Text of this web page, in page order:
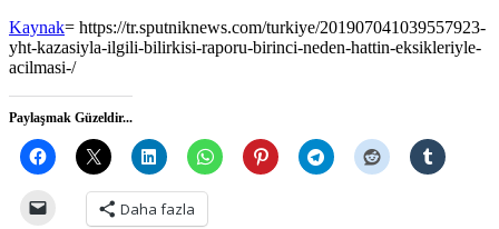
Kaynak= https://tr.sputniknews.com/turkiye/201907041039557923-
yht-kazasiyla-ilgili-bilirkisi-raporu-birinci-neden-hattin-eksikleriyle-
acilmasi-/
Paylaşmak Güzeldir...
Daha fazla